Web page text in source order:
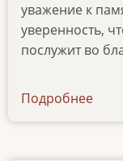
уважение к
уверенность,
послужит во
Подробнее